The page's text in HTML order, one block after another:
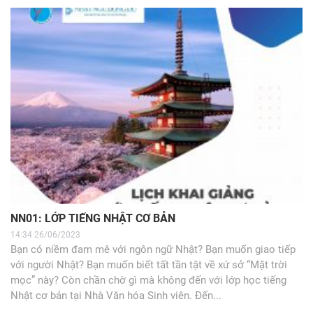
NN01: LỚP TIẾNG NHẬT CƠ BẢN
14:34 26/06/2023
Bạn có niềm đam mê với ngôn ngữ Nhật? Bạn muốn giao tiếp
với người Nhật? Bạn muốn biết tất tần tật về xứ sở “Mặt trời
mọc” này? Còn chần chờ gì mà không đến với lớp học tiếng
Nhật cơ bản tại Nhà Văn hóa Sinh viên. Đến...